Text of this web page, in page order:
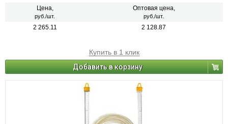
Цена,
руб./шт.
Оптовая цена,
руб./шт.
2 265.11 2 128.87
Купить в 1 клик
Добавить в корзину